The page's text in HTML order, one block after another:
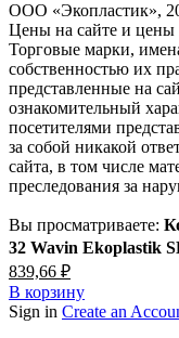
ООО «Экопластик»,
Цены на сайте и цены
Торговые марки,
собственностью их
представленные на
ознакомительный
посетителями
за собой никакой
сайта, в том числе
преследования за
Вы просматриваете:
32 Wavin Ekoplastik
Первоначальная
цена
составляла
839,66 ₽Текущая
цена:
839,66 ₽.
В корзину
Sign in Create an